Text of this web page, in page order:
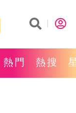
熱門 熱搜